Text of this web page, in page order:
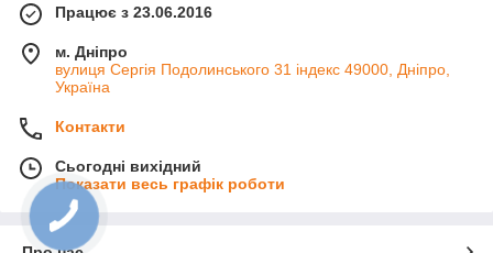
Працює з 23.06.2016
м. Дніпро
вулиця Сергія Подолинського 31 індекс 49000, Дніпро,
Україна
Контакти
Сьогодні вихідний
Показати весь графік роботи